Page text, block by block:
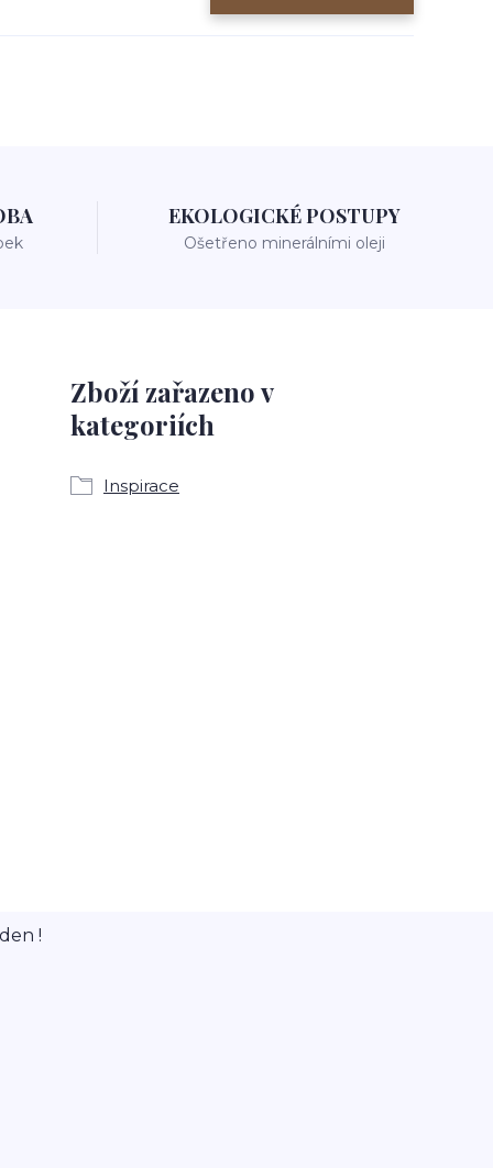
EKOLOGICKÉ POSTUPY
Ošetřeno minerálními oleji
Zboží zařazeno v
kategoriích
Inspirace
!